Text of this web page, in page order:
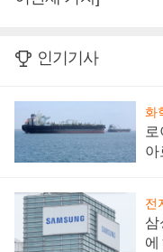
인기기사
화
아
전
삼
에